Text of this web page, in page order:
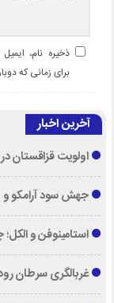
ذخیره نام،
برای زمانی که
آخرین اخبار
اولویت قزاقستان
جهش سود آرامکو و
استامینوفن و
غربالگری سرطان روده بزرگ